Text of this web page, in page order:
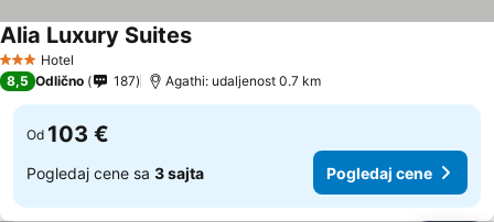
3 Zvezdice
Hotel
Alia Luxury Suites
8,5 Odlično 187 Agathi: udaljenost 0.7 km
Od 103 €
Pogledaj cene sa 3 sajta Pogledaj cene